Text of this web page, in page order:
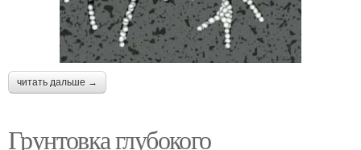
читать дальше →
Грунтовка глубокого